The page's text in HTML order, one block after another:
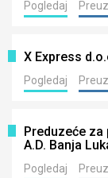
Pogledaj
X Express
Pogledaj
Preduzeće
A.D. Banja
Pogledaj